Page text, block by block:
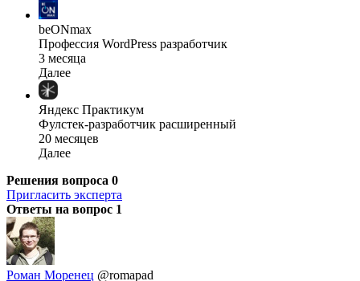
beONmax
Профессия WordPress разработчик
3 месяца
Далее
Яндекс Практикум
Фулстек-разработчик расширенный
20 месяцев
Далее
Решения вопроса 0
Пригласить эксперта
Ответы на вопрос 1
Роман Моренец @romapad